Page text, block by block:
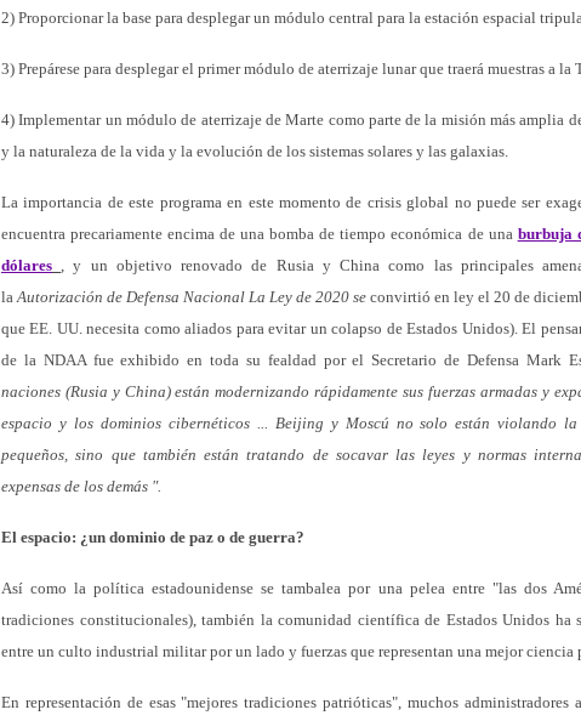
2) Proporcionar la base para desplegar un módulo central para la estación espacial
3) Prepárese para desplegar el primer módulo de aterrizaje lunar que traerá muestras a la
4) Implementar un módulo de aterrizaje de Marte como parte de la misión más amplia
y la naturaleza de la vida y la evolución de los sistemas solares y las galaxias.
La importancia de este programa en este momento de crisis global no puede ser
encuentra precariamente encima de una bomba de tiempo económica de una burbuja
dólares , y un objetivo renovado de Rusia y China como las principales
laAutorización de Defensa Nacional La Ley de 2020 se convirtió en ley el 20 de
que EE. UU. necesita como aliados para evitar un colapso de Estados Unidos). El
de la NDAA fue exhibido en toda su fealdad por el Secretario de Defensa Mark
naciones (Rusia y China) están modernizando rápidamente sus fuerzas armadas y
espacio y los dominios cibernéticos ... Beijing y Moscú no solo están violando la
pequeños, sino que también están tratando de socavar las leyes y normas
expensas de los demás ".
El espacio: ¿un dominio de paz o de guerra?
Así como la política estadounidense se tambalea por una pelea entre "las dos
tradiciones constitucionales), también la comunidad científica de Estados Unidos ha
entre un culto industrial militar por un lado y fuerzas que representan una mejor
En representación de esas "mejores tradiciones patrióticas", muchos